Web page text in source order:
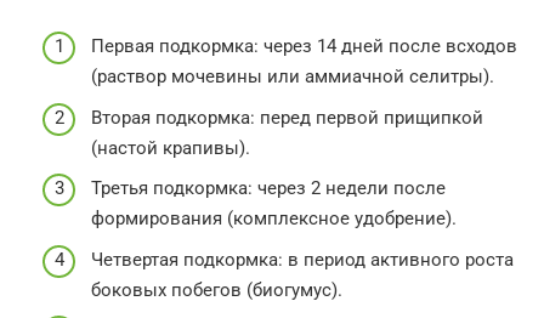
Первая подкормка: через 14 дней после всходов
(раствор мочевины или аммиачной селитры).
Вторая подкормка: перед первой прищипкой
(настой крапивы).
Третья подкормка: через 2 недели после
формирования (комплексное удобрение).
Четвертая подкормка: в период активного роста
боковых побегов (биогумус).